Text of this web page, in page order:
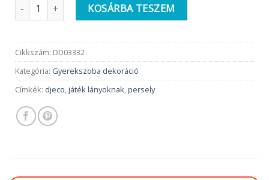
Djeco Persely | Balerina kincsesláda mennyiség
KOSÁRBA TESZEM
Cikkszám: DD03332
Kategória: Gyerekszoba dekoráció
Címkék: djeco,játék lányoknak,persely